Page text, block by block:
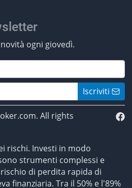
ogni giovedì.
Iscriviti
All rights
rischi. Investi in modo
strumenti complessi e
di perdita rapida di
finanziaria. Tra il 50% e l'89%